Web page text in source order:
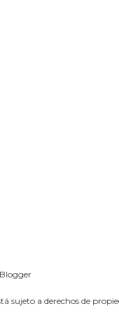
sujeto a derechos de